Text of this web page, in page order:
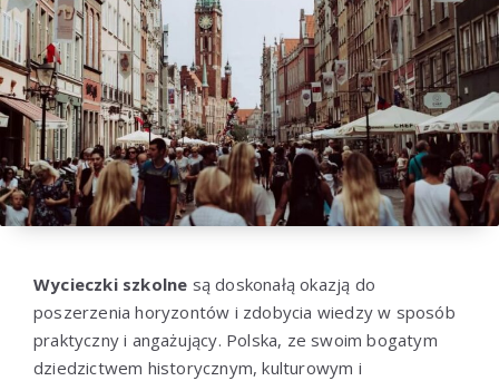
Wycieczki szkolne są doskonałą okazją do
poszerzenia horyzontów i zdobycia wiedzy w sposób
praktyczny i angażujący. Polska, ze swoim bogatym
dziedzictwem historycznym, kulturowym i